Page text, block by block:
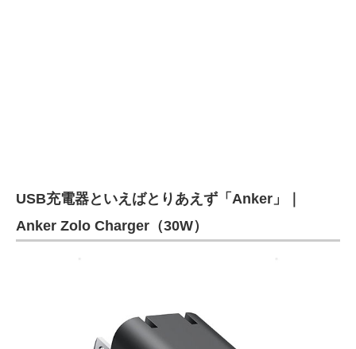
USB充電器といえばとりあえず「Anker」｜
Anker Zolo Charger（30W）